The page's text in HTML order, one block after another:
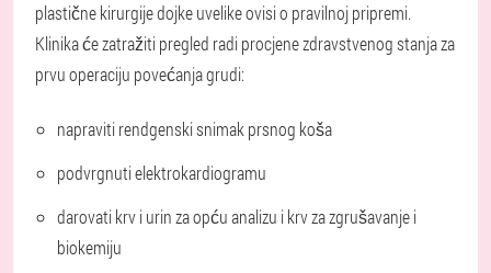
plastične kirurgije dojke uvelike ovisi o pravilnoj pripremi.
Klinika će zatražiti pregled radi procjene zdravstvenog stanja za
prvu operaciju povećanja grudi:
napraviti rendgenski snimak prsnog koša
podvrgnuti elektrokardiogramu
darovati krv i urin za opću analizu i krv za zgrušavanje i
biokemiju